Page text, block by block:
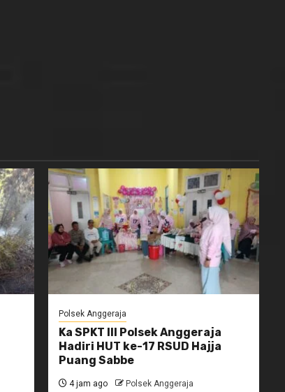
Polsek Anggeraja
Ka SPKT III Polsek Anggeraja
Hadiri HUT ke-17 RSUD Hajja
Puang Sabbe
4 jam ago Polsek Anggeraja